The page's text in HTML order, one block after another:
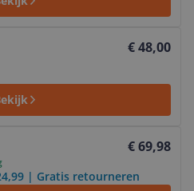
€ 48,00
€ 69,98
| Gratis retourneren